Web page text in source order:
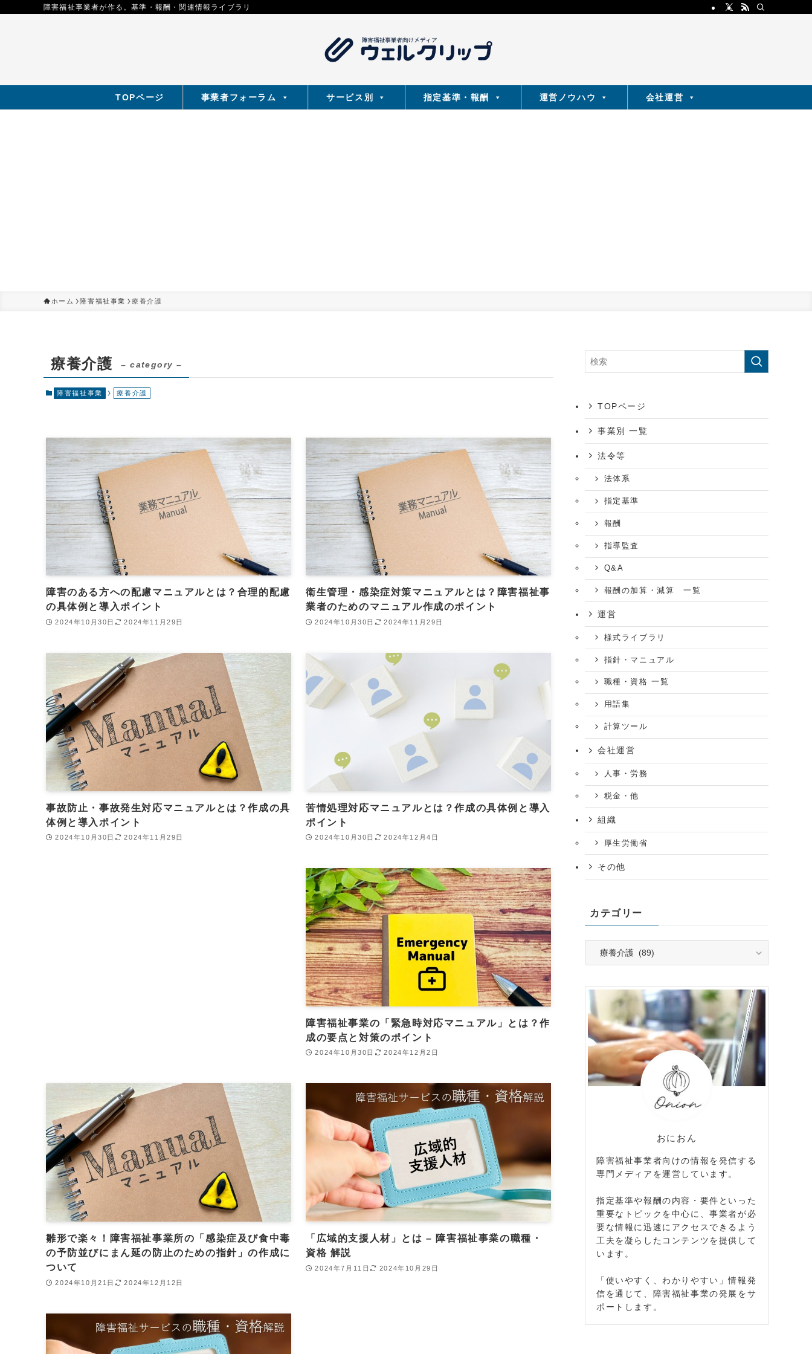
障害福祉事業者が作る。基準・報酬・関連情報ライブラリ
TOPページ 事業者フォーラム サービス別 指定基準・報酬 運営ノウハウ 会社運営
ホーム 障害福祉事業 療養介護
療養介護 – category –
障害福祉事業 療養介護
障害のある方への配慮マニュアルとは？合理的配慮
の具体例と導入ポイント
2024年10月30日 2024年11月29日
衛生管理・感染症対策マニュアルとは？障害福祉事
業者のためのマニュアル作成のポイント
2024年10月30日 2024年11月29日
事故防止・事故発生対応マニュアルとは？作成の具
体例と導入ポイント
2024年10月30日 2024年11月29日
苦情処理対応マニュアルとは？作成の具体例と導入
ポイント
2024年10月30日 2024年12月4日
障害福祉事業の「緊急時対応マニュアル」とは？作
成の要点と対策のポイント
2024年10月30日 2024年12月2日
雛形で楽々！障害福祉事業所の「感染症及び食中毒
の予防並びにまん延の防止のための指針」の作成に
ついて
2024年10月21日 2024年12月12日
「広域的支援人材」とは – 障害福祉事業の職種・
資格 解説
2024年7月11日 2024年10月29日
TOPページ
事業別 一覧
法令等
法体系
指定基準
報酬
指導監査
Q&A
報酬の加算・減算 一覧
運営
様式ライブラリ
指針・マニュアル
職種・資格 一覧
用語集
計算ツール
会社運営
人事・労務
税金・他
組織
厚生労働省
その他
カテゴリー
リ
おにおん
障害福祉事業者向けの情報を発信する
専門メディアを運営しています。
指定基準や報酬の内容・要件といった
重要なトピックを中心に、事業者が必
要な情報に迅速にアクセスできるよう
工夫を凝らしたコンテンツを提供して
います。
「使いやすく、わかりやすい」情報発
信を通じて、障害福祉事業の発展をサ
ポートします。